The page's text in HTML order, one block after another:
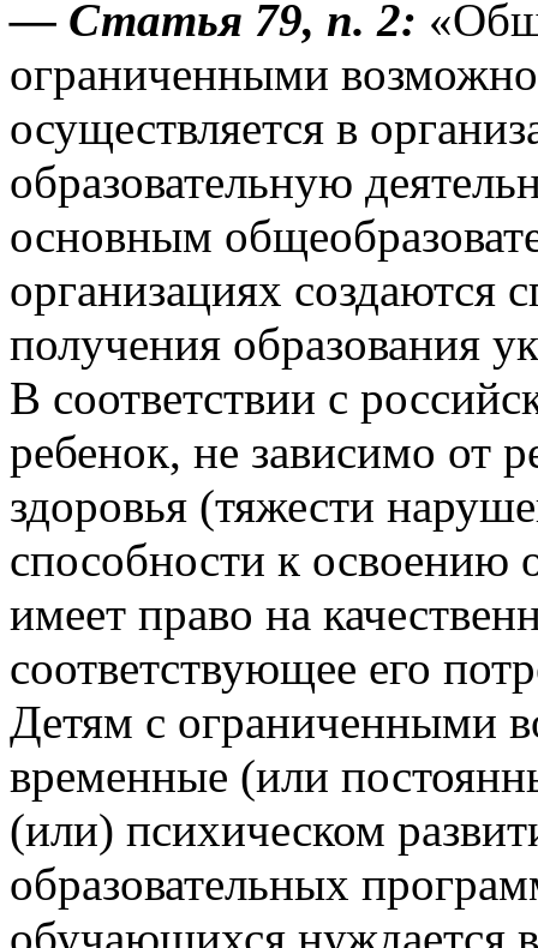
— Статья 79, п. 2:
ограниченными
осуществляется в
образовательную
основным
организациях создаются
получения образования
В соответствии с
ребенок, не зависимо от
здоровья (тяжести
способности к освоению
имеет право на
соответствующее его
Детям с ограниченными
временные (или
(или) психическом
образовательных
обучающихся нуждается